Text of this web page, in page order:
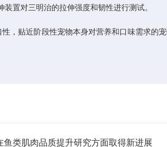
置对三明治的拉伸强度和韧性进行测试。
贴近阶段性宠物本身对营养和口味需求的
类肌肉品质提升研究方面取得新进展